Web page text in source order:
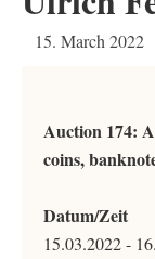
15. March 2022
Auction 174:
coins,
Datum/Zeit
15.03.2022 -